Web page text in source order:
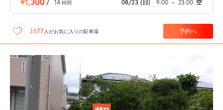
/ 14 時間 08/23 (日) 9:00 ～ 23:00 空
1677 人がお気に入りの駐車場 予約へ